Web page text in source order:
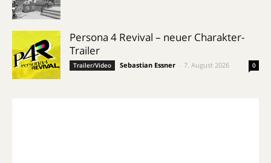
Persona 4 Revival – neuer Charakter-
Trailer
Trailer/Video Sebastian Essner 7. August 2026 0